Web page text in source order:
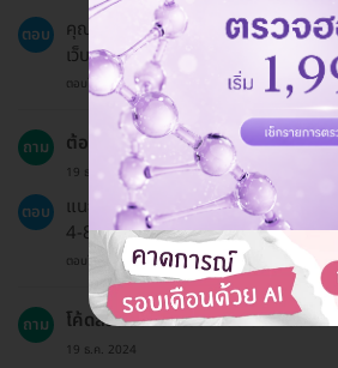
ตอบ
คุณสามารถติดต่อทีมบริการลูกค้าของ
เว็บไซต์ HDmall.
ตอบโดยทีมงาน HD
ถาม ต้องมีการนัดติดตามหลังจากทำบริกา
19 ธ.ค. 2024
ตอบ
แนะนำให้ทำการนัดหมายต่อเนื่องปร
4-8 สัปดาห์เพื่อให้เห็นผลลัพธ์ที่ชัดเจน.
ตอบโดยทีมงาน HD
ถาม โค้ดส่วนลดหรือโปรโมชั่นมีให้หรือไม่?
19 ธ.ค. 2024